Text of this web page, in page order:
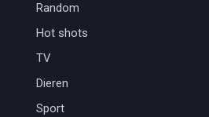
Random
Hot shots
TV
Dieren
Sport